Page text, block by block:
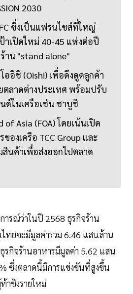
2030
ซึ่งเป็นแฟรนไชส์ที่ใหญ่
าเปิดใหม่ 40-45 แห่งต่อปี
าน "stand alone"
ออิชิ (Oishi) เพื่อดึงดูดลูกค้า
ตลาดต่างประเทศ พร้อมปรับ
ในเครือเช่น ชาบูชิ
of Asia (FOA) โดยเน้นเปิด
ของเครือ TCC Group และ
นค้าเพื่อส่งออกไปตลาด
ารณ์ว่าในปี 2568 ธุรกิจร้าน
ไทยจะมีมูลค่ารวม 6.46 แสนล้าน
รกิจร้านอาหารมีมูลค่า 5.62 แสน
ซึ่งตลาดนี้มีการแข่งขันที่สูงขึ้น
าชิงรายใหม่